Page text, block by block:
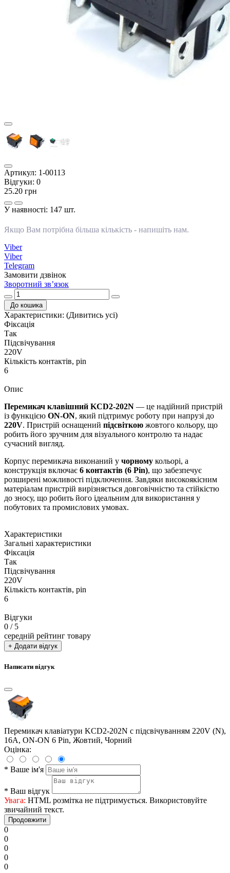
Артикул: 1-00113
Відгуки: 0
25.20 грн
У наявності: 147 шт.
Якщо Вам потрібна більша кількість - напишіть нам.
Viber
Viber
Telegram
Замовити дзвінок
Зворотний зв’язок
До кошика
Характеристики: (Дивитись усі)
Фіксація
Так
Підсвічування
220V
Кількість контактів, pin
6
Опис
Перемикач клавішний KCD2-202N — це надійний пристрій
із функцією ON-ON, який підтримує роботу при напрузі до
220V. Пристрій оснащений підсвіткою жовтого кольору, що
робить його зручним для візуального контролю та надає
сучасний вигляд.
Корпус перемикача виконаний у чорному кольорі, а
конструкція включає 6 контактів (6 Pin), що забезпечує
розширені можливості підключення. Завдяки високоякісним
матеріалам пристрій вирізняється довговічністю та стійкістю
до зносу, що робить його ідеальним для використання у
побутових та промислових умовах.
Характеристики
Загальні характеристики
Фіксація
Так
Підсвічування
220V
Кількість контактів, pin
6
Відгуки
0 / 5
середній рейтинг товару
+ Додати відгук
Написати відгук
Перемикач клавіатури KCD2-202N c підсвічуванням 220V (N),
16А, ON-ON 6 Pin, Жовтий, Чорний
Оцінка:
* Ваше ім'я
* Ваш відгук
Увага: HTML розмітка не підтримується. Використовуйте
звичайний текст.
Продовжити
0
0
0
0
0